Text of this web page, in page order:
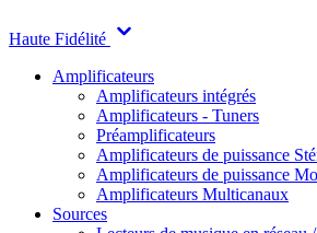
Haute Fidélité
Amplificateurs
Amplificateurs intégrés
Amplificateurs - Tuners
Préamplificateurs
Amplificateurs de puissance
Amplificateurs de puissance
Amplificateurs Multicanaux
Sources